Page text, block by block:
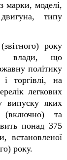
марки, моделі,
типу
року
влади, що
політику
і торгівлі, на
легкових
випуску яких
та
понад 375
встановленої
року.